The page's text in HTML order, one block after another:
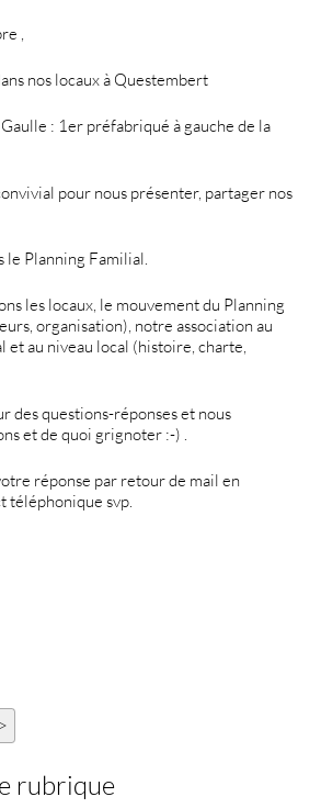
,
nos locaux à Questembert
: 1er préfabriqué à gauche de la
pour nous présenter, partager nos
le Planning Familial.
les locaux, le mouvement du Planning
organisation), notre association au
et au niveau local (histoire, charte,
des questions-réponses et nous
et de quoi grignoter :-) .
réponse par retour de mail en
téléphonique svp.
rubrique